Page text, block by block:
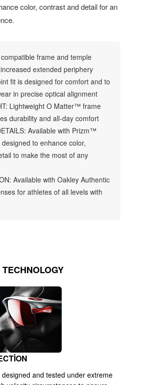
color, contrast and detail for an
frame and temple
extended periphery
fit is designed for comfort and to
in precise optical alignment
Lightweight O Matter™ frame
durability and all-day comfort
Available with Prizm™
to enhance color,
to make the most of any
Available with Oakley Authentic
for athletes of all levels with
and tested under extreme